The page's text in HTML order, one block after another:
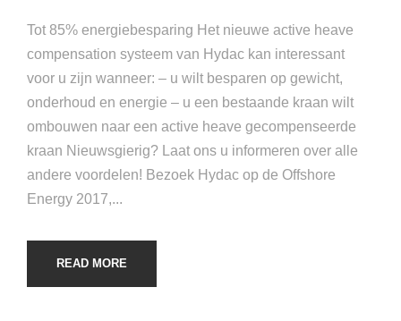
Tot 85% energiebesparing Het nieuwe active heave
compensation systeem van Hydac kan interessant
voor u zijn wanneer: – u wilt besparen op gewicht,
onderhoud en energie – u een bestaande kraan wilt
ombouwen naar een active heave gecompenseerde
kraan Nieuwsgierig? Laat ons u informeren over alle
andere voordelen! Bezoek Hydac op de Offshore
Energy 2017,...
READ MORE